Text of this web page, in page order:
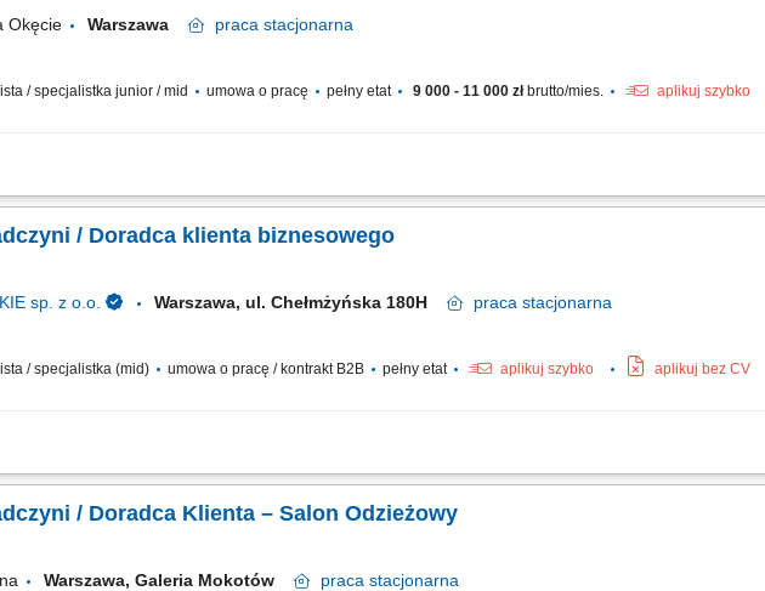
Okęcie Warszawa praca stacjonarna
/ specjalistka junior / mid umowa o pracę pełny etat 9 000 - 11 000 złbrutto/mies. aplikuj szybko
profesjonalna obsługa klientów, doradztwo w zakresie części zamiennych i akcesoriów; opieka nad stałymi
/ Doradca klienta biznesowego
sp. z o.o. Warszawa, ul. Chełmżyńska 180H praca stacjonarna
/ specjalistka (mid) umowa o pracę / kontrakt B2B pełny etat aplikuj szybko aplikuj bez CV
Twój dzień? Prowadzenie rozmów handlowych telefonicznie, mailowo; Przygotowywanie ofert;
/ Doradca Klienta – Salon Odzieżowy
Warszawa, Galeria Mokotów praca stacjonarna